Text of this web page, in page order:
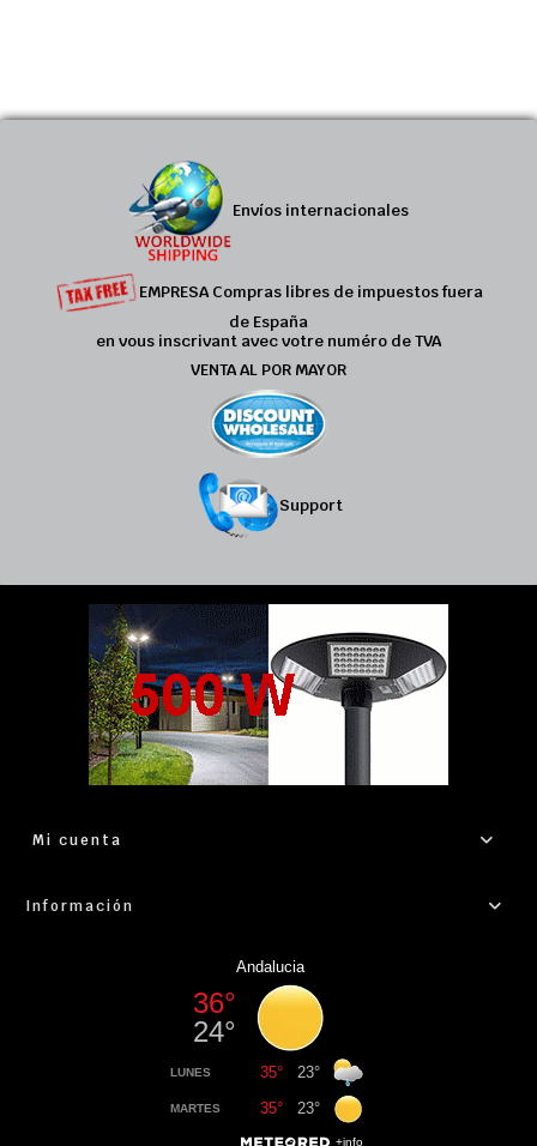
Envíos internacionales
EMPRESA Compras libres de impuestos fuera
de España
en vous inscrivant avec votre numéro de TVA
VENTA AL POR MAYOR
Support
Mi cuenta
Información